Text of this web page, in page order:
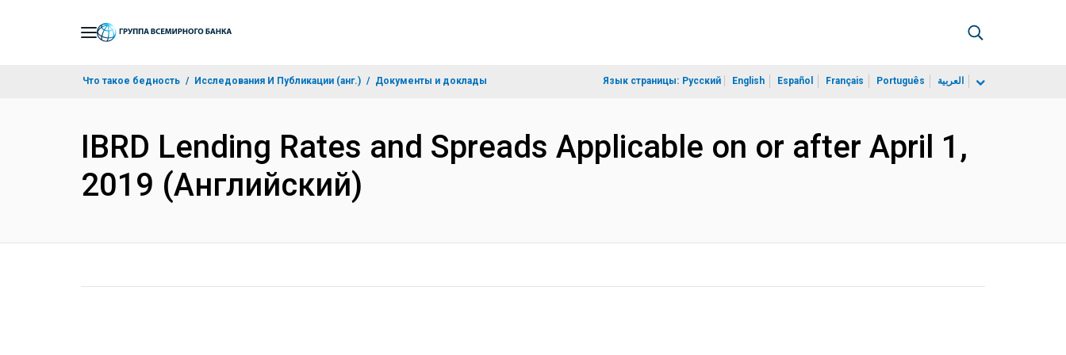
Что такое бедность Исследования И Публикации (анг.) Документы и доклады Язык страницы: Русский English Español Français Português العربية
IBRD Lending Rates and Spreads Applicable on or after April 1,
2019 (Английский)